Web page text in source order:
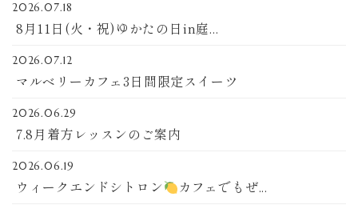
2026.07.18
8月11日(火・祝)ゆかたの日in庭...
2026.07.12
マルベリーカフェ3日間限定スイーツ
2026.06.29
7.8月着方レッスンのご案内
2026.06.19
ウィークエンドシトロン カフェでもぜ...